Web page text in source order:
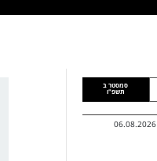
סמסטר ב
תשפ"ו
06.08.2026